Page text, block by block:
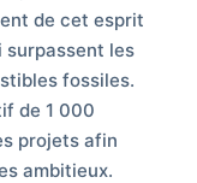
de cet esprit
surpassent les
fossiles.
de 1 000
projets afin
ambitieux.